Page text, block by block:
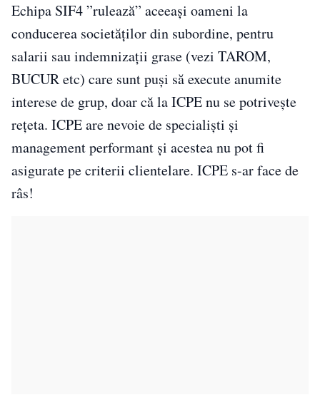
Echipa SIF4 ”rulează” aceeași oameni la
conducerea societăților din subordine, pentru
salarii sau indemnizații grase (vezi TAROM,
BUCUR etc) care sunt puși să execute anumite
interese de grup, doar că la ICPE nu se potrivește
rețeta. ICPE are nevoie de specialiști și
management performant și acestea nu pot fi
asigurate pe criterii clientelare. ICPE s-ar face de
râs!